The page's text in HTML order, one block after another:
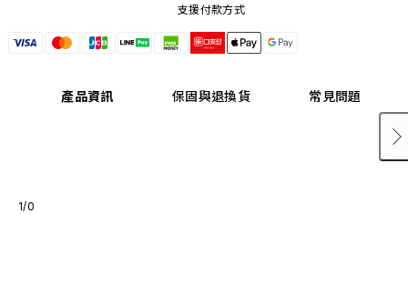
支援付款方式
產品資訊 保固與退換貨 常見問題
1/0